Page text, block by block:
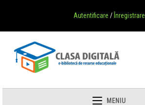
Autentificare / Înregistrare
MENIU